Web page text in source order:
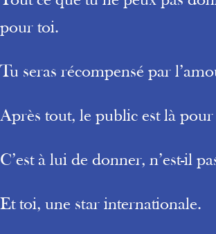
pour toi.
Tu seras récompensé par
Après tout, le public est là
C’est à lui de donner, n’est-il
Et toi, une star internationale.